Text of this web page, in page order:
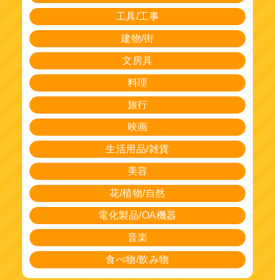
工具/工事
建物/街
文房具
料理
旅行
映画
生活用品/雑貨
美容
花/植物/自然
電化製品/OA機器
音楽
食べ物/飲み物